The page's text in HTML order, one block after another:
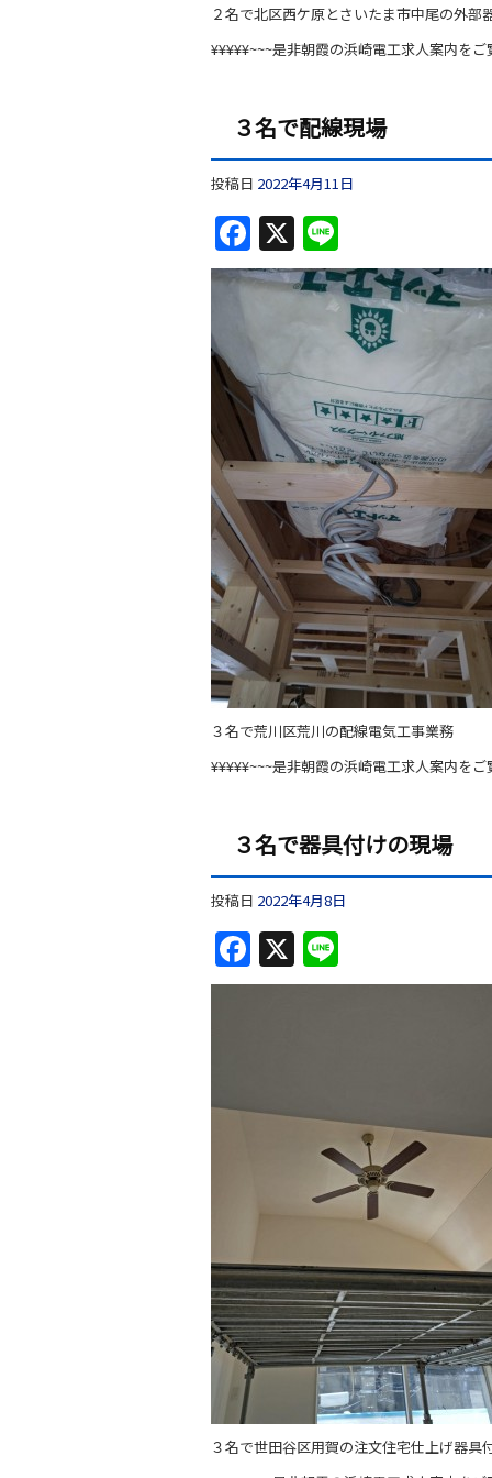
２名で北区西ケ原とさいたま市中尾の外部
¥¥¥¥¥~~~是非朝霞の浜崎電工求人案内を
３名で配線現場
投稿日 2022年4月11日
F
a
c
e
b
o
o
k
X
n
e
３名で荒川区荒川の配線電気工事業務
¥¥¥¥¥~~~是非朝霞の浜崎電工求人案内を
３名で器具付けの現場
投稿日 2022年4月8日
F
a
o
X
n
３名で世田谷区用賀の注文住宅仕上げ器具